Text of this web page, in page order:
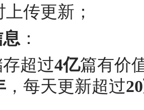
传更新；
：
超过4亿篇有价
，每天更新超过20